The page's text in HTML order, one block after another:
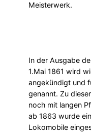
Meisterwerk.
In der Ausgabe
1.Mai 1861 wird
angekündigt und
genannt. Zu
noch mit langen
ab 1863 wurde
Lokomobile